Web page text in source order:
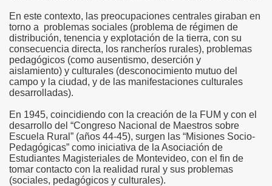
En este contexto, las preocupaciones centrales giraban en
torno a problemas sociales (problema de régimen de
distribución, tenencia y explotación de la tierra, con su
consecuencia directa, los rancheríos rurales), problemas
pedagógicos (como ausentismo, deserción y
aislamiento) y culturales (desconocimiento mutuo del
campo y la ciudad, y de las manifestaciones culturales
desarrolladas).
En 1945, coincidiendo con la creación de la FUM y con el
desarrollo del “Congreso Nacional de Maestros sobre
Escuela Rural” (años 44-45), surgen las “Misiones Socio-
Pedagógicas” como iniciativa de la Asociación de
Estudiantes Magisteriales de Montevideo, con el fin de
tomar contacto con la realidad rural y sus problemas
(sociales, pedagógicos y culturales).